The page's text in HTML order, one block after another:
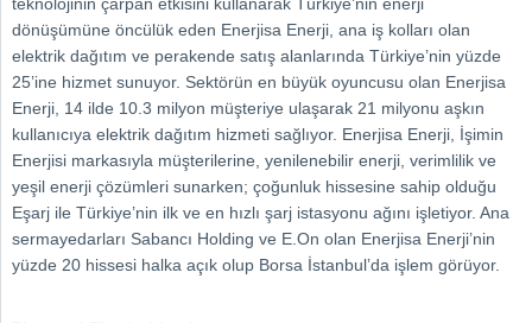
dönüşümüne öncülük eden Enerjisa Enerji, ana iş kolları olan
elektrik dağıtım ve perakende satış alanlarında Türkiye’nin yüzde
25’ine hizmet sunuyor. Sektörün en büyük oyuncusu olan Enerjisa
Enerji, 14 ilde 10.3 milyon müşteriye ulaşarak 21 milyonu aşkın
kullanıcıya elektrik dağıtım hizmeti sağlıyor. Enerjisa Enerji, İşimin
Enerjisi markasıyla müşterilerine, yenilenebilir enerji, verimlilik ve
yeşil enerji çözümleri sunarken; çoğunluk hissesine sahip olduğu
Eşarj ile Türkiye’nin ilk ve en hızlı şarj istasyonu ağını işletiyor. Ana
sermayedarları Sabancı Holding ve E.On olan Enerjisa Enerji’nin
yüzde 20 hissesi halka açık olup Borsa İstanbul’da işlem görüyor.